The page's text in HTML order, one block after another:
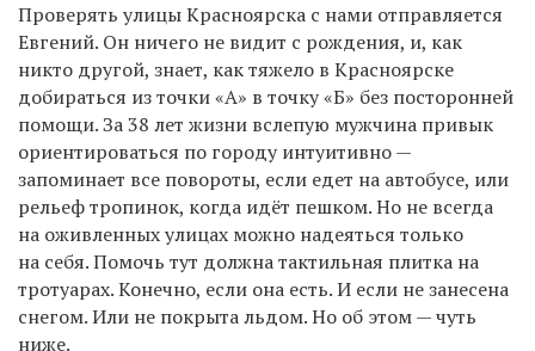
Проверять улицы Красноярска с нами отправляется
Евгений. Он ничего не видит с рождения, и, как
никто другой, знает, как тяжело в Красноярске
добираться из точки «А» в точку «Б» без посторонней
помощи. За 38 лет жизни вслепую мужчина привык
ориентироваться по городу интуитивно —
запоминает все повороты, если едет на автобусе, или
рельеф тропинок, когда идёт пешком. Но не всегда
на оживленных улицах можно надеяться только
на себя. Помочь тут должнатактильная плитка на
тротуарах. Конечно, если она есть. И если не занесена
снегом. Или не покрыта льдом. Но об этом — чуть
ниже.